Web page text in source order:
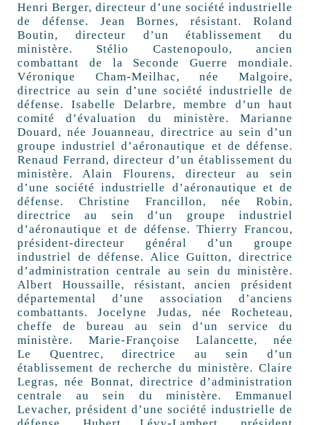
Henri Berger, directeur d’une société industrielle
de défense. Jean Bornes, résistant. Roland
Boutin, directeur d’un établissement du
ministère. Stélio Castenopoulo, ancien
combattant de la Seconde Guerre mondiale.
Véronique Cham-Meilhac, née Malgoire,
directrice au sein d’une société industrielle de
défense. Isabelle Delarbre, membre d’un haut
comité d’évaluation du ministère. Marianne
Douard, née Jouanneau, directrice au sein d’un
groupe industriel d’aéronautique et de défense.
Renaud Ferrand, directeur d’un établissement du
ministère. Alain Flourens, directeur au sein
d’une société industrielle d’aéronautique et de
défense. Christine Francillon, née Robin,
directrice au sein d’un groupe industriel
d’aéronautique et de défense. Thierry Francou,
président-directeur général d’un groupe
industriel de défense. Alice Guitton, directrice
d’administration centrale au sein du ministère.
Albert Houssaille, résistant, ancien président
départemental d’une association d’anciens
combattants. Jocelyne Judas, née Rocheteau,
cheffe de bureau au sein d’un service du
ministère. Marie-Françoise Lalancette, née
Le Quentrec, directrice au sein d’un
établissement de recherche du ministère. Claire
Legras, née Bonnat, directrice d’administration
centrale au sein du ministère. Emmanuel
Levacher, président d’une société industrielle de